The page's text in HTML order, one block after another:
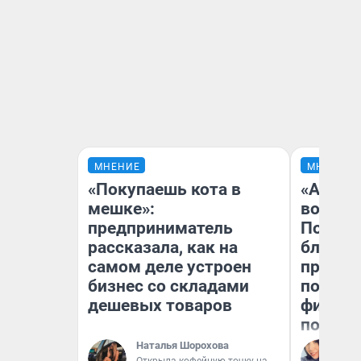
МНЕНИЕ
«Покупаешь кота в
мешке»:
предприниматель
рассказала, как на
самом деле устроен
бизнес со складами
дешевых товаров
Наталья Шорохова
МНЕНИЕ
вот